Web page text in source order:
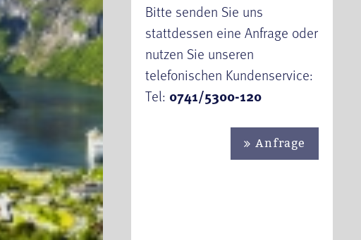
Bitte senden Sie uns
stattdessen eine Anfrage oder
nutzen Sie unseren
telefonischen Kundenservice:
Tel: 0741/5300-120
Anfrage